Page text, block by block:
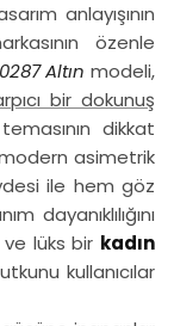
anlayışının
özenle
Altınmodeli,
bir dokunuş
dikkat
asimetrik
ile hem göz
dayanıklılığını
lüks bir kadın
kullanıcılar